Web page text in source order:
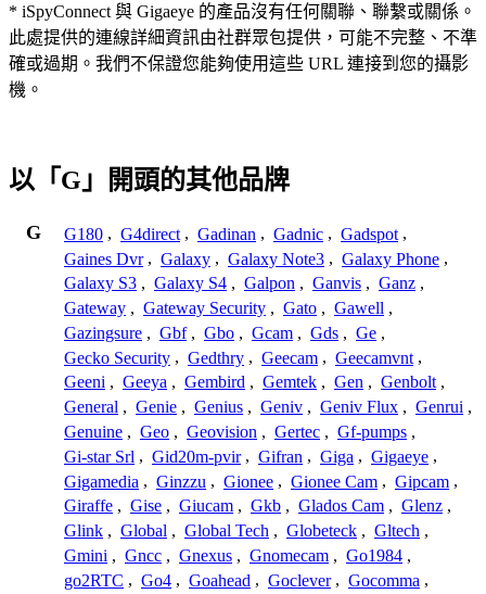
* iSpyConnect 與 Gigaeye 的產品沒有任何關聯、聯繫或關係。
此處提供的連線詳細資訊由社群眾包提供，可能不完整、不準
確或過期。我們不保證您能夠使用這些 URL 連接到您的攝影
機。
以「G」開頭的其他品牌
G G180 , G4direct , Gadinan , Gadnic , Gadspot ,
Gaines Dvr , Galaxy , Galaxy Note3 , Galaxy Phone ,
Galaxy S3 , Galaxy S4 , Galpon , Ganvis , Ganz ,
Gateway , Gateway Security , Gato , Gawell ,
Gazingsure , Gbf , Gbo , Gcam , Gds , Ge ,
Gecko Security , Gedthry , Geecam , Geecamvnt ,
Geeni , Geeya , Gembird , Gemtek , Gen , Genbolt ,
General , Genie , Genius , Geniv , Geniv Flux , Genrui ,
Genuine , Geo , Geovision , Gertec , Gf-pumps ,
Gi-star Srl , Gid20m-pvir , Gifran , Giga , Gigaeye ,
Gigamedia , Ginzzu , Gionee , Gionee Cam , Gipcam ,
Giraffe , Gise , Giucam , Gkb , Glados Cam , Glenz ,
Glink , Global , Global Tech , Globeteck , Gltech ,
Gmini , Gncc , Gnexus , Gnomecam , Go1984 ,
go2RTC , Go4 , Goahead , Goclever , Gocomma ,